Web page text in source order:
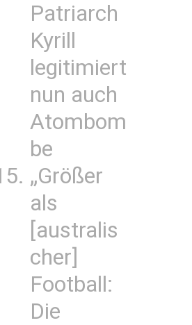
Patriarch
Kyrill
legitimiert
nun auch
Atombom
be
„Größer
als
[australis
cher]
Football:
Die